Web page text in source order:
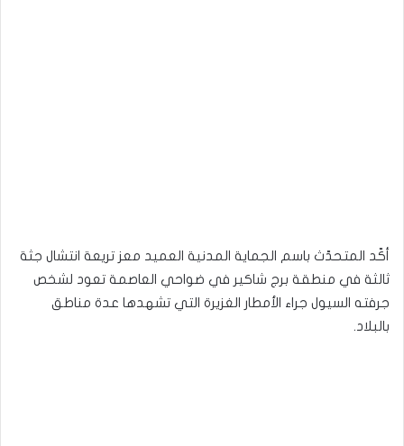
أكّد المتحدّث باسم الجماية المدنية العميد معز تريعة انتشال جثة
ثالثة في منطقة برج شاكير في ضواحي العاصمة تعود لشخص
جرفته السيول جراء الأمطار الغزيرة التي تشهدها عدة مناطق
بالبلاد.